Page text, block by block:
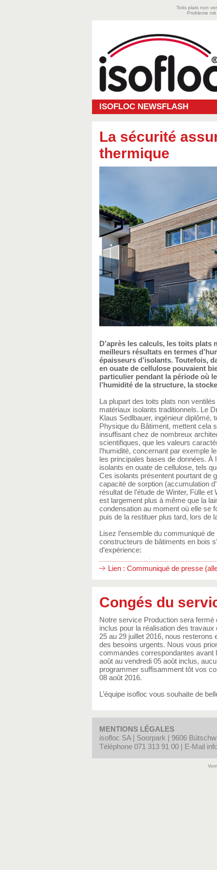
Toits plats non
Probleme
ISOFLOC NEWSFLASH
La sécurité
thermique
D’après les calculs, les toits plats
meilleurs résultats en termes
épaisseurs d’isolants. Toutefois,
en ouate de cellulose pouvaient
particulier pendant la période où
l’humidité de la structure, la
La plupart des toits plats non
matériaux isolants traditionnels. Le
Klaus Sedlbauer, ingénieur diplômé,
Physique du Bâtiment, mettent cela
insuffisant chez de nombreux
scientifiques, que les valeurs
l’humidité, concernant par exemple
les principales bases de données. À
isolants en ouate de cellulose, tels
Ces isolants présentent pourtant de
capacité de sorption (accumulation
résultat de l’étude de Winter, Fülle
est largement plus à même que la
condensation au moment où elle se
puis de la restituer plus tard,
Lisez l’ensemble du communiqué
constructeurs de bâtiments en bois
d’expérience:
Lien : Communiqué de presse
Congés du
Notre service Production sera fermé
inclus pour la réalisation des
25 au 29 juillet 2016, nous resterons
des besoins urgents. Nous vous
commandes correspondantes avant
août au vendredi 05 août inclus,
programmer suffisamment tôt vos
08 août 2016.
L’équipe isofloc vous souhaite de
MENTIONS LÉGALES
isofloc SA | Soorpark | 9606
Téléphone 071 313 91 00 | E-Mail